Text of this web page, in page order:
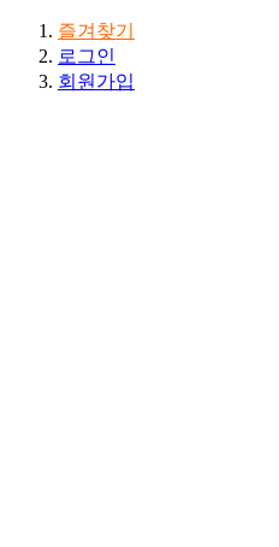
즐겨찾기
로그인
회원가입